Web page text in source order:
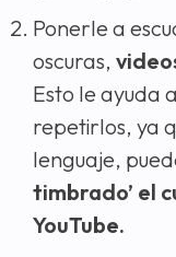
Ponerle a
oscuras,
Esto le ayuda
repetirlos, ya
lenguaje,
timbrado’ el
YouTube.